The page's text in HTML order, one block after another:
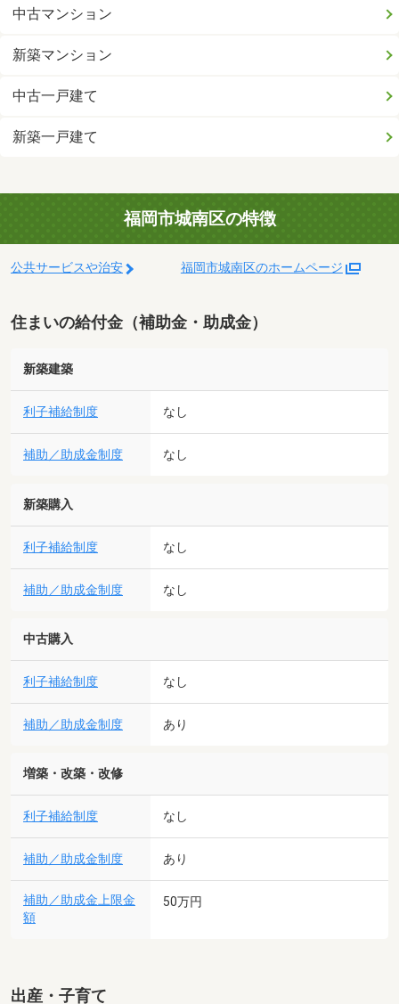
中古マンション
新築マンション
中古一戸建て
新築一戸建て
福岡市城南区の特徴
公共サービスや治安 福岡市城南区のホームページ
住まいの給付金（補助金・助成金）
新築建築
利子補給制度 なし
補助／助成金制度 なし
新築購入
利子補給制度 なし
補助／助成金制度 なし
中古購入
利子補給制度 なし
補助／助成金制度 あり
増築・改築・改修
利子補給制度 なし
補助／助成金制度 あり
補助／助成金上限金
額
50万円
出産・子育て